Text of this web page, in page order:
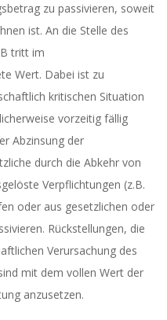
zu passivieren, soweit
ist. An die Stelle des
tritt im
Wert. Dabei ist zu
kritischen Situation
vorzeitig fällig
Abzinsung der
durch die Abkehr von
Verpflichtungen (z.B.
oder aus gesetzlichen oder
Rückstellungen, die
Verursachung des
mit dem vollen Wert der
anzusetzen.